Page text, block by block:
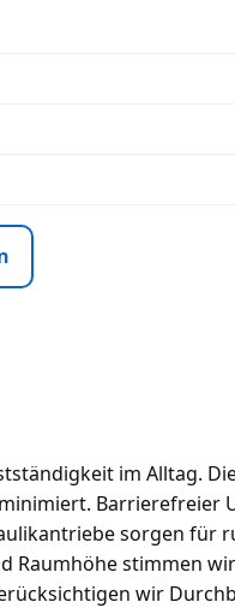
im Alltag.
Barrierefreier
sorgen für
stimmen
wir